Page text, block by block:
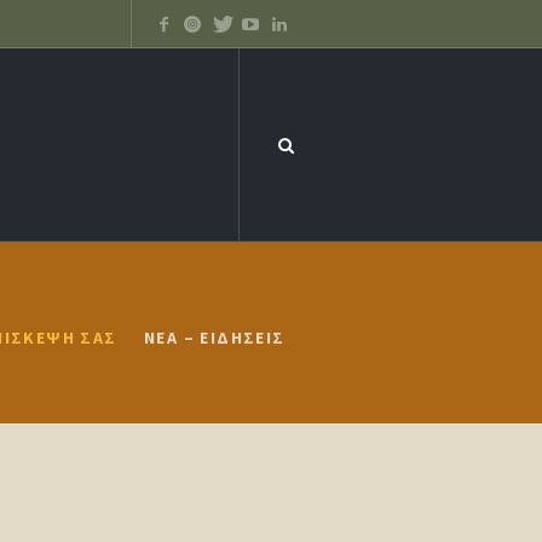
ΣΑΣ ΝΈΑ – ΕΙΔΉΣΕΙΣ